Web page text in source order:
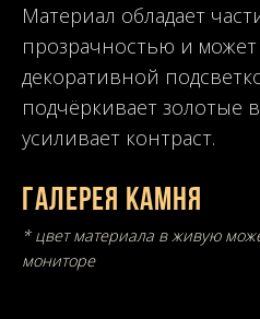
Материал обладает
прозрачностью и может
декоративной
подчёркивает золотые
усиливает контраст.
Галерея камня
* цвет материала в живую
мониторе